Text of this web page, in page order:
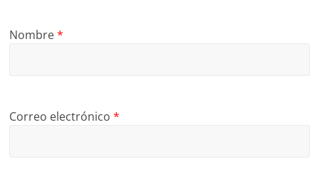
Nombre*
Correo electrónico*